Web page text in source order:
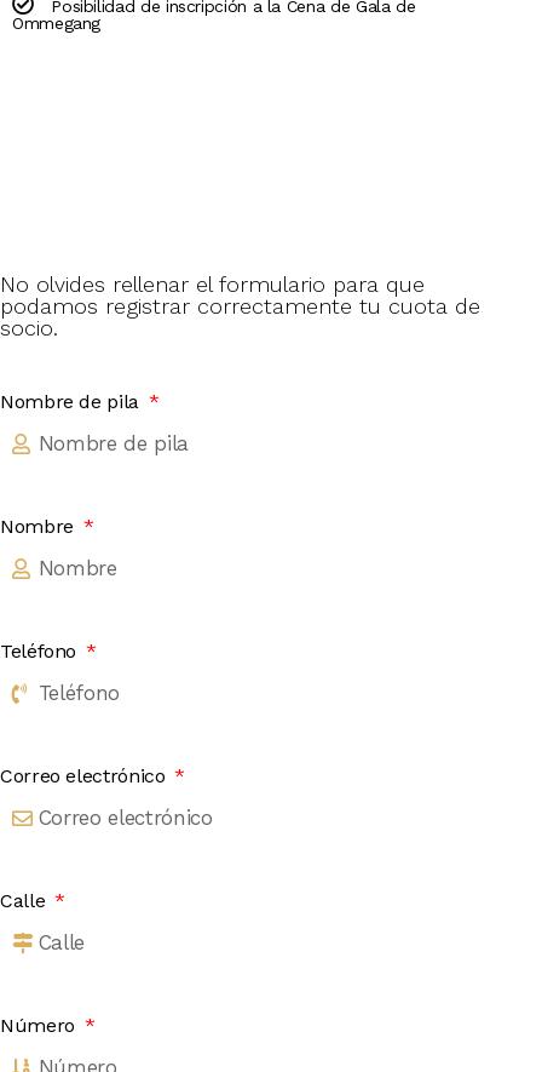
Posibilidad de inscripción a la Cena de Gala de
Ommegang
No olvides rellenar el formulario para que
podamos registrar correctamente tu cuota de
socio.
Nombre de pila
Nombre
Teléfono
Correo electrónico
Calle
Número